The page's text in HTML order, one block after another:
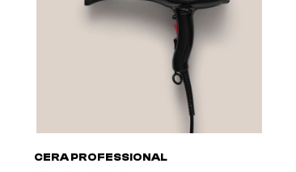
CERA PROFESSIONAL